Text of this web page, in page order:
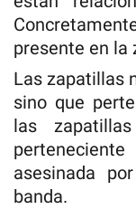
presente en la
Las zapatillas
sino que
las
asesinada
banda.